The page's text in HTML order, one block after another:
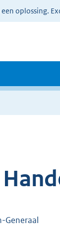
oplossing.
Generaal